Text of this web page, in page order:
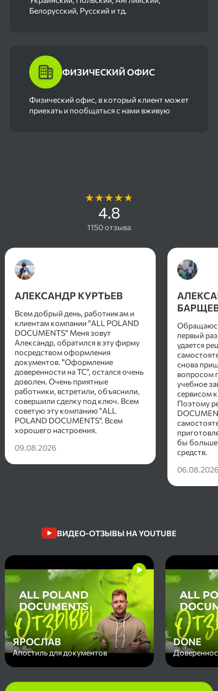
Белорусский, Русский и тд.
ФИЗИЧЕСКИЙ ОФИС
Физический офис, в который клиент может
приехать и пообщаться с нами вживую
Отзывы наших клиентов
4.8
1150 отзыва
АЛЕКСАНДР КУРТЬЕВ
Всем добрый день, работникам и
клиентам компании "ALL POLAND
DOCUMENTS" Меня зовут
Александр, обратился в эту фирму
посредством оформления
документов. "Оформление
доверенности на ТС", остался очень
доволен. Очень приятные
работники, встретили, объяснили,
совершили сделку под ключ. Всем
советую эту компанию "ALL
POLAND DOCUMENTS". Всем
хорошего настроения.
09.08.2026
первый
удается
снова
вопросом
учебное
сервисом
Поэтому
бы больше
средств.
ВИДЕО-ОТЗЫВЫ НА YOUTUBE
ЯРОСЛАВ
Апостиль для документов
DONE